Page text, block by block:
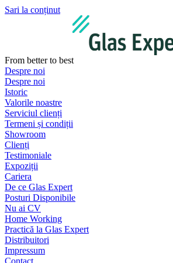
Sari la conținut
From better to best
Despre noi
Despre noi
Istoric
Valorile noastre
Serviciul clienți
Termeni și condiții
Showroom
Clienți
Testimoniale
Expoziții
Cariera
De ce Glas Expert
Posturi Disponibile
Nu ai CV
Home Working
Practică la Glas Expert
Distribuitori
Impressum
Contact